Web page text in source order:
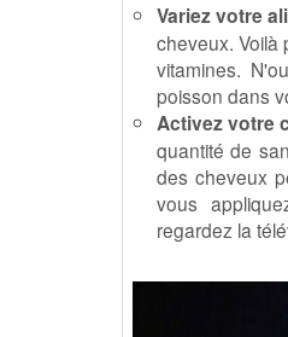
Variez votre
cheveux. Voilà
vitamines.
poisson dans
Activez votre
quantité de
des cheveux
vous
regardez la